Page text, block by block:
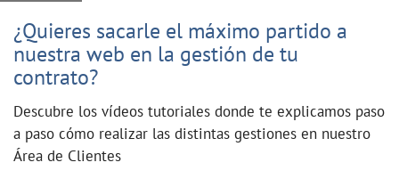
¿Quieres sacarle el máximo partido a
nuestra web en la gestión de tu
contrato?
Descubre los vídeos tutoriales donde te explicamos paso
a paso cómo realizar las distintas gestiones en nuestro
Área de Clientes